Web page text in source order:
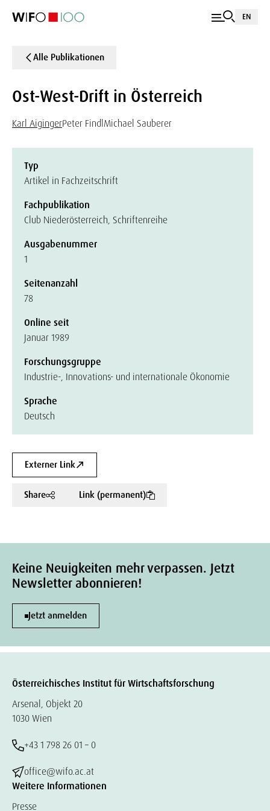
EN
Alle Publikationen
Ost-West-Drift in Österreich
Karl AigingerPeter Findl Michael Sauberer
Typ
Artikel in Fachzeitschrift
Fachpublikation
Club Niederösterreich, Schriftenreihe
Ausgabenummer
1
Seitenanzahl
78
Online seit
Januar 1989
Forschungsgruppe
Industrie-, Innovations- und internationale Ökonomie
Sprache
Deutsch
Externer Link
Share Link (permanent)
Keine Neuigkeiten mehr verpassen. Jetzt
Newsletter abonnieren!
Jetzt anmelden
Österreichisches Institut für Wirtschaftsforschung
Arsenal, Objekt 20
1030 Wien
+43 1 798 26 01 – 0
office@wifo.ac.at
Weitere Informationen
Presse